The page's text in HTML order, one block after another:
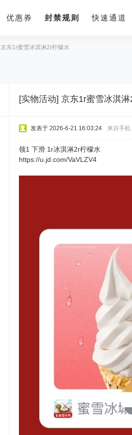
优惠券 封禁规则 快速通道
京东1r蜜雪冰淇淋2r柠檬水
[实物活动] 京东1r蜜雪冰淇
发表于 2026-6-21 16:03:24 来自手机
领1 下滑 1r冰淇淋2r柠檬水
https://u.jd.com/VaVLZV4